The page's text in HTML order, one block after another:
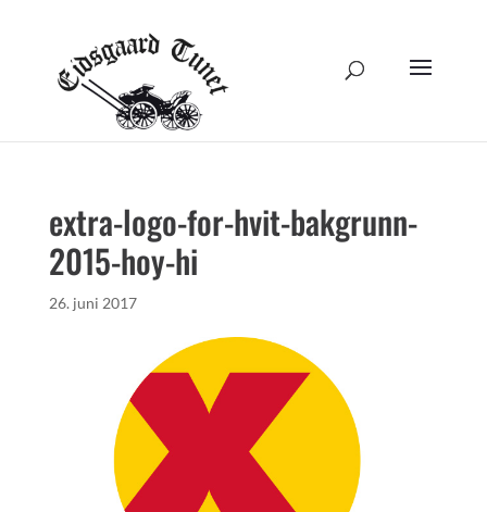
extra-logo-for-hvit-bakgrunn-
2015-hoy-hi
26. juni 2017